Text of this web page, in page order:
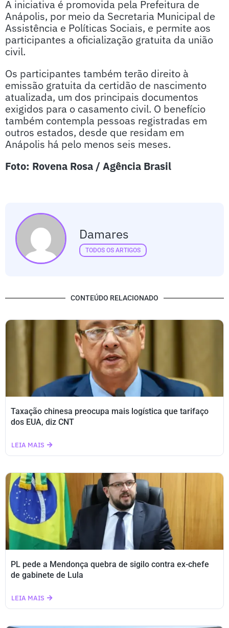
A iniciativa é promovida pela Prefeitura de
Anápolis, por meio da Secretaria Municipal de
Assistência e Políticas Sociais, e permite aos
participantes a oficialização gratuita da união
civil.
Os participantes também terão direito à
emissão gratuita da certidão de nascimento
atualizada, um dos principais documentos
exigidos para o casamento civil. O benefício
também contempla pessoas registradas em
outros estados, desde que residam em
Anápolis há pelo menos seis meses.
Foto: Rovena Rosa / Agência Brasil
Damares
TODOS OS ARTIGOS
CONTEÚDO RELACIONADO
Taxação chinesa preocupa mais logística que tarifaço
dos EUA, diz CNT
LEIA MAIS
PL pede a Mendonça quebra de sigilo contra ex-chefe
de gabinete de Lula
LEIA MAIS